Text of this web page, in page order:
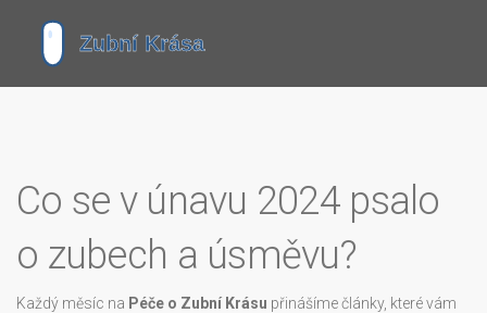
Co se v únavu 2024 psalo
o zubech a úsměvu?
Každý měsíc na Péče o Zubní Krásu přinášíme články, které vám